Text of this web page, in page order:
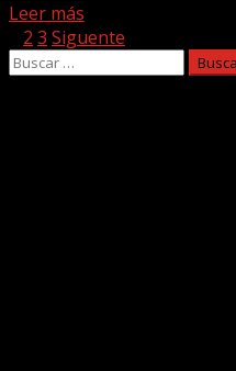
Leer más
Paginación
de
2 3 Siguente
Buscar: